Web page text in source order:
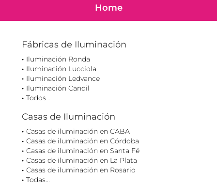
Home
Fábricas de Iluminación
Iluminación Ronda
Iluminación Lucciola
Iluminación Ledvance
Iluminación Candil
Todos...
Casas de Iluminación
Casas de iluminación en CABA
Casas de iluminación en Córdoba
Casas de iluminación en Santa Fé
Casas de iluminación en La Plata
Casas de iluminación en Rosario
Todas...